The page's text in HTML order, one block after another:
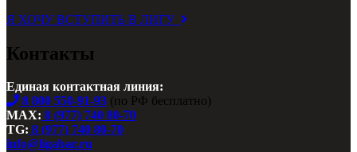
Я ХОЧУ ВСТУПИТЬ В ЛИГУ
Контакты
Единая контактная линия:
8 800 550-91-93 (по РФ бесплатно)
MAX: 8 (977) 740 80-70
TG: 8 (977) 740 80-70
info@ligabar.ru